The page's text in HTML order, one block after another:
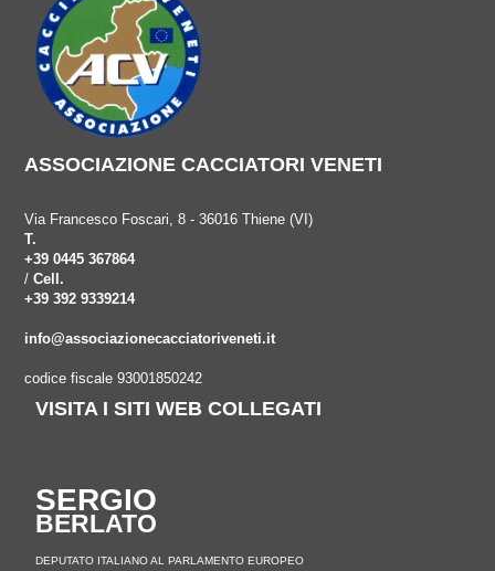
ASSOCIAZIONE CACCIATORI VENETI
Via Francesco Foscari, 8 - 36016 Thiene (VI)
T.
+39 0445 367864
/Cell.
+39 392 9339214
info@associazionecacciatoriveneti.it
codice fiscale 93001850242
VISITA I SITI WEB COLLEGATI
SERGIO
BERLATO
DEPUTATO ITALIANO AL PARLAMENTO EUROPEO